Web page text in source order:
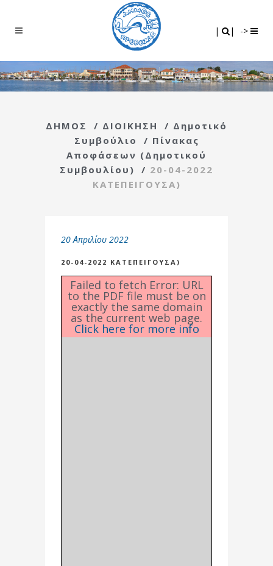
| | ->
ΔΗΜΟΣ / ΔΙΟΙΚΗΣΗ / Δημοτικό
Συμβούλιο
/ Πίνακας
Αποφάσεων (Δημοτικού
Συμβουλίου)
/ 20-04-2022
ΚΑΤΕΠΕΙΓΟΥΣΑ)
20 Απριλίου 2022
20-04-2022 ΚΑΤΕΠΕΙΓΟΥΣΑ)
Failed to fetch Error: URL
to the PDF file must be on
exactly the same domain
as the current web page.
Click here for more info